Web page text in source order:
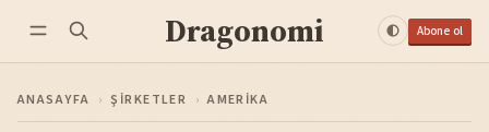
Dragonomi Abone ol
ANASAYFA › ŞIRKETLER › AMERIKA